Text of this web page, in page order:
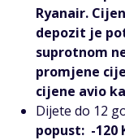
Ryanair.
depozit je
suprotnom
promjene
cijene avio
Dijete do 12
popust: -120